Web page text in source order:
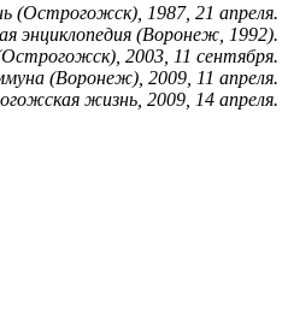
(Острогожск), 1987, 21 апреля.
энциклопедия (Воронеж, 1992).
2003, 11 сентября.
(Воронеж), 2009, 11 апреля.
жизнь, 2009, 14 апреля.